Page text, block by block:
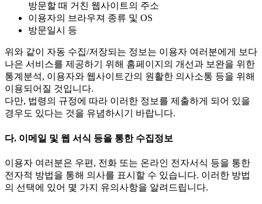
방문할 때 거친 웹사이트의 주소
이용자의 브라우져 종류 및 OS
방문일시 등
위와 같이 자동 수집/저장되는 정보는 이용자 여러분에게 보다
나은 서비스를 제공하기 위해 홈페이지의 개선과 보완을 위한
통계분석, 이용자와 웹사이트간의 원활한 의사소통 등을 위해
이용되어질 것입니다.
다만, 법령의 규정에 따라 이러한 정보를 제출하게 되어 있을
경우도 있다는 것을 유념하시기 바랍니다.
다. 이메일 및 웹 서식 등을 통한 수집정보
이용자 여러분은 우편, 전화 또는 온라인 전자서식 등을 통한
전자적 방법을 통해 의사를 표시할 수 있습니다. 이러한 방법
의 선택에 있어 몇 가지 유의사항을 알려드립니다.